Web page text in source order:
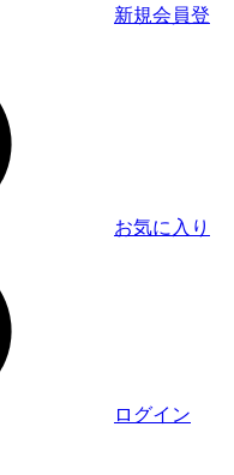
新規会員登
お気に入り
ログイン